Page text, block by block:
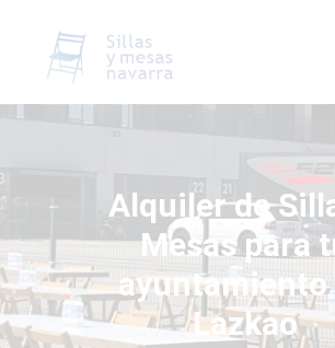
Alquiler de
Mesas para
ayuntamiento
Lazkao